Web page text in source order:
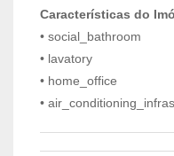
Características do
• social_bathroom
• lavatory
• home_office
•